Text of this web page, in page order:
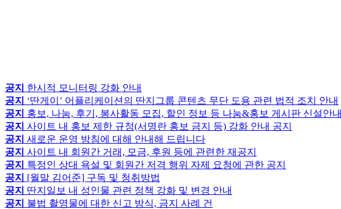
공지 한시적 모니터링 강화 안내
공지 ‘딴게이’ 어플리케이션의 딴지그룹 콘텐츠 무단 도용 관련 법적 조치 안내
공지 홍보, 나눔, 후기, 봉사활동 모집, 할인 정보 등 나눔&홍보 게시판 신설안내
공지 사이트 내 홍보 제한 규정(서명란 홍보 금지 등) 강화 안내 공지
공지 새로운 운영 방침에 대해 안내해 드립니다
공지 사이트 내 회원간 거래, 모금, 후원 등에 관련한 재공지
공지 특정인 상대 욕설 및 회원간 저격 행위 자제 요청에 관한 공지
공지 [월말 김어준] 구독 및 청취방법
공지 딴지일보 내 성인물 관련 정책 강화 및 변경 안내
공지 불법 촬영물에 대한 신고 방식, 금지 사례 건